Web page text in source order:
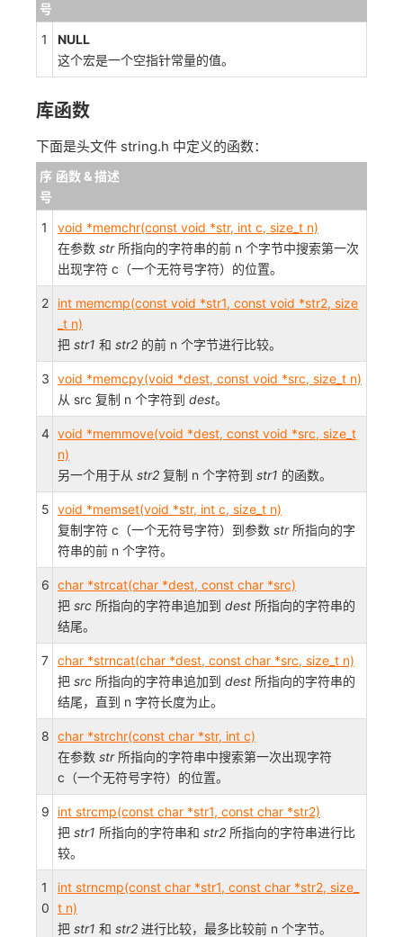
号
1
NULL
这个宏是一个空指针常量的值。
库函数
下面是头文件 string.h 中定义的函数：
序
号
函数 & 描述
1
void *memchr(const void *str, int c, size_t n)
在参数 str所指向的字符串的前 n 个字节中搜索第一次
出现字符 c（一个无符号字符）的位置。
2
int memcmp(const void *str1, const void *str2, size
_t n)
把 str1 和 str2 的前 n 个字节进行比较。
3 void *memcpy(void *dest, const void *src, size_t n)
从 src 复制 n 个字符到 dest。
4 void *memmove(void *dest, const void *src, size_t
n)
另一个用于从 str2 复制 n 个字符到 str1 的函数。
5 void *memset(void *str, int c, size_t n)
复制字符 c（一个无符号字符）到参数 str所指向的字
符串的前 n 个字符。
6 char *strcat(char *dest, const char *src)
把 src 所指向的字符串追加到 dest 所指向的字符串的
结尾。
7 char *strncat(char *dest, const char *src, size_t n)
把 src 所指向的字符串追加到 dest 所指向的字符串的
结尾，直到 n 字符长度为止。
8 char *strchr(const char *str, int c)
在参数 str所指向的字符串中搜索第一次出现字符
c（一个无符号字符）的位置。
9
int strcmp(const char *str1, const char *str2)
把 str1 所指向的字符串和 str2 所指向的字符串进行比
较。
1
0
int strncmp(const char *str1, const char *str2, size_
t n)
把 str1 和 str2 进行比较，最多比较前 n 个字节。